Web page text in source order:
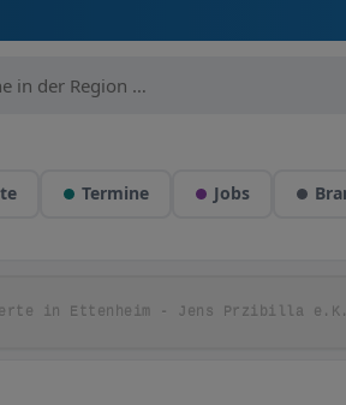
Termine Jobs
in Ettenheim - Jens Przibilla e.K.